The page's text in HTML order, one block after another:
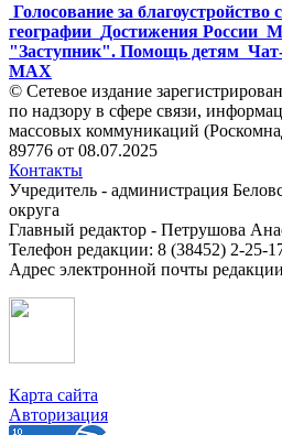
Голосование за благоустройство
географии Достижения России
"Заступник". Помощь детям
MAX
© Сетевое издание
по надзору в сфере связи,
массовых коммуникаций
89776 от 08.07.2025
Контакты
Учредитель - администрация
округа
Главный редактор - Петрушова
Телефон редакции: 8 (38452) 2-25-
Адрес электронной почты
Карта сайта
Авторизация